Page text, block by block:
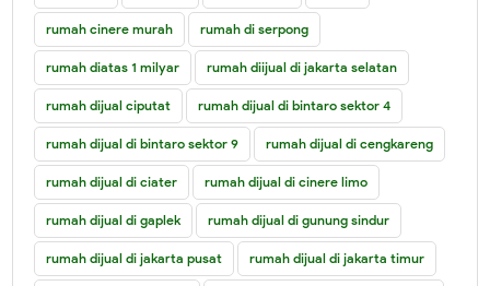
rumah cinere murah rumah di serpong
rumah diatas 1 milyar rumah diijual di jakarta selatan
rumah dijual ciputat rumah dijual di bintaro sektor 4
rumah dijual di bintaro sektor 9 rumah dijual di cengkareng
rumah dijual di ciater rumah dijual di cinere limo
rumah dijual di gaplek rumah dijual di gunung sindur
rumah dijual di jakarta pusat rumah dijual di jakarta timur